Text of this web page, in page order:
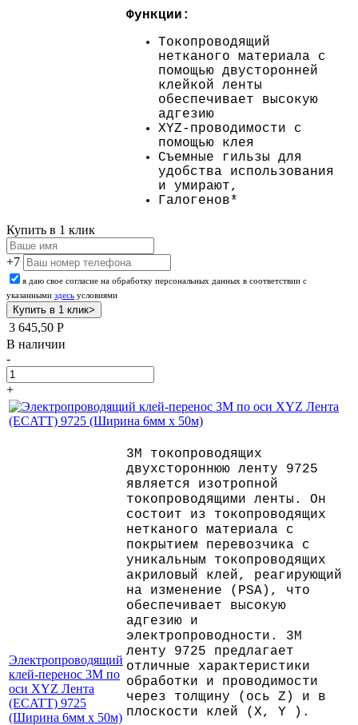
Функции:
Токопроводящий
нетканого материала с
помощью двусторонней
клейкой ленты
обеспечивает высокую
адгезию
XYZ-проводимости с
помощью клея
Съемные гильзы для
удобства использования
и умирают,
Галогенов*
Купить в 1 клик
+7
я даю свое согласие на обработку персональных данных в соответствии с
указанными здесь условиями
3 645,50 Р
В наличии
-
+
Электропроводящий
клей-перенос 3M по
оси XYZ Лента
(ECATT) 9725
(Ширина 6мм х 50м)
3M токопроводящих
двухстороннюю ленту 9725
является изотропной
токопроводящими ленты. Он
состоит из токопроводящих
нетканого материала с
покрытием перевозчика с
уникальным токопроводящих
акриловый клей, реагирующий
на изменение (PSA), что
обеспечивает высокую
адгезию и
электропроводности. 3M
ленту 9725 предлагает
отличные характеристики
обработки и проводимости
через толщину (ось Z) и в
плоскости клей (X, Y ).